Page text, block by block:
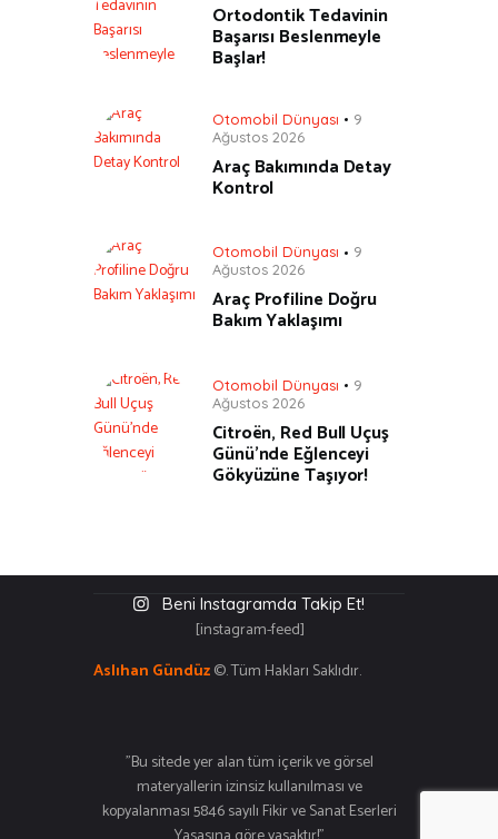
Ortodontik Tedavinin
Başarısı Beslenmeyle
Başlar!
Otomobil Dünyası
9
Ağustos 2026
Araç Bakımında Detay
Kontrol
Otomobil Dünyası
9
Ağustos 2026
Araç Profiline Doğru
Bakım Yaklaşımı
Otomobil Dünyası
9
Ağustos 2026
Citroën, Red Bull Uçuş
Günü’nde Eğlenceyi
Gökyüzüne Taşıyor!
Beni Instagramda Takip Et!
[instagram-feed]
Aslıhan Gündüz©. Tüm Hakları Saklıdır.
"Bu sitede yer alan tüm içerik ve görsel
materyallerin izinsiz kullanılması ve
kopyalanması 5846 sayılı Fikir ve Sanat Eserleri